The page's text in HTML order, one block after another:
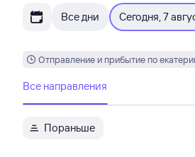
Все дни Сегодня, 7
Отправление и прибытие по
Все направления
Пораньше